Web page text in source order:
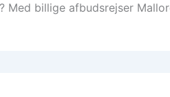
billige afbudsrejser